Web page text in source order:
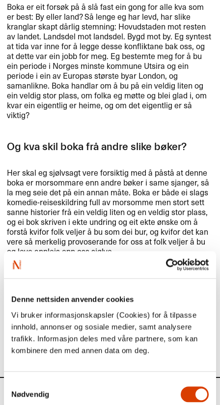
Denne nettsiden anvender cookies
Vi bruker informasjonskapsler (Cookies) for å tilpasse
innhold, annonser og sosiale medier, samt analysere
trafikk. Informasjon deles med våre partnere, som kan
kombinere den med annen data om deg.
Nødvendig
Boka er eit forsøk på å slå fast ein gong for alle kva som
er best: By eller land? Så lenge eg har levd, har slike
kranglar skapt dårlig stemning: Hovudstaden mot resten
av landet. Landsdel mot landsdel. Bygd mot by. Eg syntest
at tida var inne for å legge desse konfliktane bak oss, og
at dette var ein jobb for meg. Eg bestemte meg for å bu
ein periode i Norges minste kommune Utsira og ein
periode i ein av Europas største byar London, og
samanlikne. Boka handlar om å bu på ein veldig liten og
ein veldig stor plass, om folka eg møtte og blei glad i, om
kvar ein eigentlig er heime, og om det eigentlig er så
viktig?
Og kva skil boka frå andre slike bøker?
Her skal eg sjølvsagt vere forsiktig med å påstå at denne
boka er morsommare enn andre bøker i same sjanger, så
la meg seie det på ein annan måte. Boka er både ei slags
komedie-reiseskildring full av morsomme men stort sett
sanne historier frå ein veldig liten og en veldig stor plass,
og ei bok skriven i ekte undring og eit ekte ønske om å
forstå kvifor folk veljer å bu som dei bur, og kvifor det kan
vere så merkelig provoserande for oss at folk veljer å bu
og leve annleis enn oss sjølve.
Les meir om forfattarenher
Sjå alle vårens fokustitlar fråNORLAher
Aktuelt